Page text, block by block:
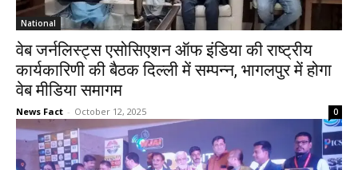
National
वेब जर्नलिस्ट्स एसोसिएशन ऑफ इंडिया की राष्ट्रीय
कार्यकारिणी की बैठक दिल्ली में सम्पन्न, भागलपुर में होगा
वेब मीडिया समागम
News Fact - October 12, 2025 0